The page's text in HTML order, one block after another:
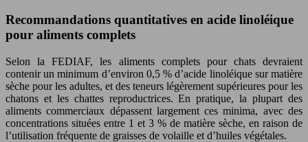
Recommandations quantitatives en acide linoléique
pour aliments complets
Selon la FEDIAF, les aliments complets pour chats devraient
contenir un minimum d’environ 0,5 % d’acide linoléique sur matière
sèche pour les adultes, et des teneurs légèrement supérieures pour les
chatons et les chattes reproductrices. En pratique, la plupart des
aliments commerciaux dépassent largement ces minima, avec des
concentrations situées entre 1 et 3 % de matière sèche, en raison de
l’utilisation fréquente de graisses de volaille et d’huiles végétales.